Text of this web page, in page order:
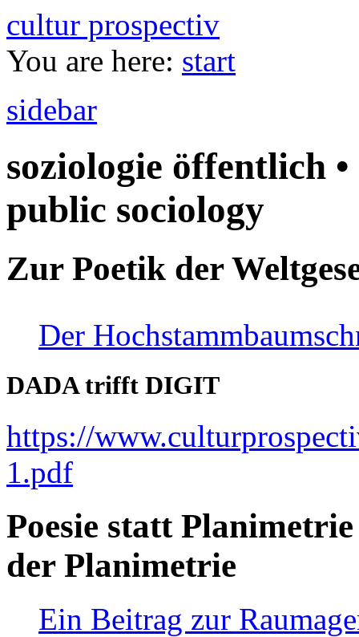
cultur prospectiv
You are here: start
sidebar
soziologie öffentlich
public sociology
Zur Poetik der
Der
DADA trifft DIGIT
https://
1.pdf
Poesie statt
der Planimetrie
Ein Beitrag zur